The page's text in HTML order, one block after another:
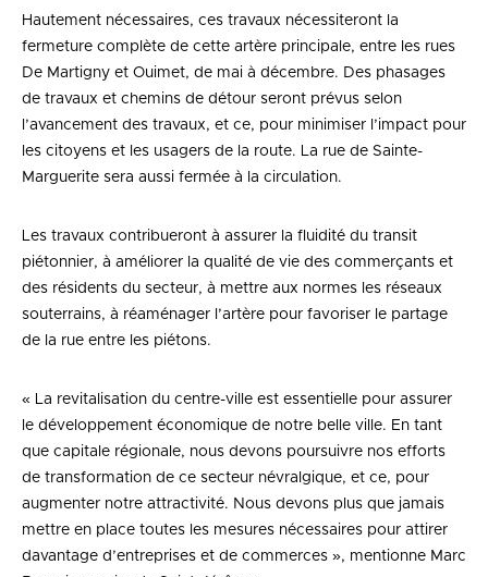
Hautement nécessaires, ces travaux nécessiteront la
fermeture complète de cette artère principale, entre les rues
De Martigny et Ouimet, de mai à décembre. Des phasages
de travaux et chemins de détour seront prévus selon
l’avancement des travaux, et ce, pour minimiser l’impact pour
les citoyens et les usagers de la route. La rue de Sainte-
Marguerite sera aussi fermée à la circulation.
Les travaux contribueront à assurer la fluidité du transit
piétonnier, à améliorer la qualité de vie des commerçants et
des résidents du secteur, à mettre aux normes les réseaux
souterrains, à réaménager l’artère pour favoriser le partage
de la rue entre les piétons.
« La revitalisation du centre-ville est essentielle pour assurer
le développement économique de notre belle ville. En tant
que capitale régionale, nous devons poursuivre nos efforts
de transformation de ce secteur névralgique, et ce, pour
augmenter notre attractivité. Nous devons plus que jamais
mettre en place toutes les mesures nécessaires pour attirer
davantage d’entreprises et de commerces », mentionne Marc